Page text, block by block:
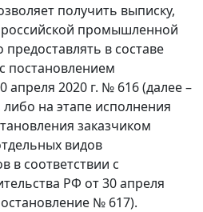
получить выписку,
промышленной
в составе
постановлением
апреля 2020 г. № 616 (далее –
на этапе исполнения
заказчиком
видов
в соответствии с
РФ от 30 апреля
№ 617).